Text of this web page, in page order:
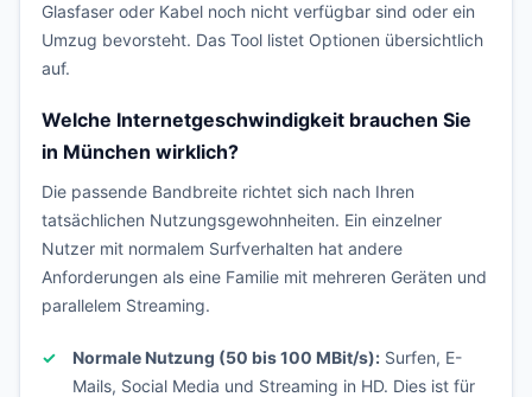
Glasfaser oder Kabel noch nicht verfügbar sind oder ein
Umzug bevorsteht. Das Tool listet Optionen übersichtlich
auf.
Welche Internetgeschwindigkeit brauchen Sie
in München wirklich?
Die passende Bandbreite richtet sich nach Ihren
tatsächlichen Nutzungsgewohnheiten. Ein einzelner
Nutzer mit normalem Surfverhalten hat andere
Anforderungen als eine Familie mit mehreren Geräten und
parallelem Streaming.
Normale Nutzung (50 bis 100 MBit/s): Surfen, E-
Mails, Social Media und Streaming in HD. Dies ist für